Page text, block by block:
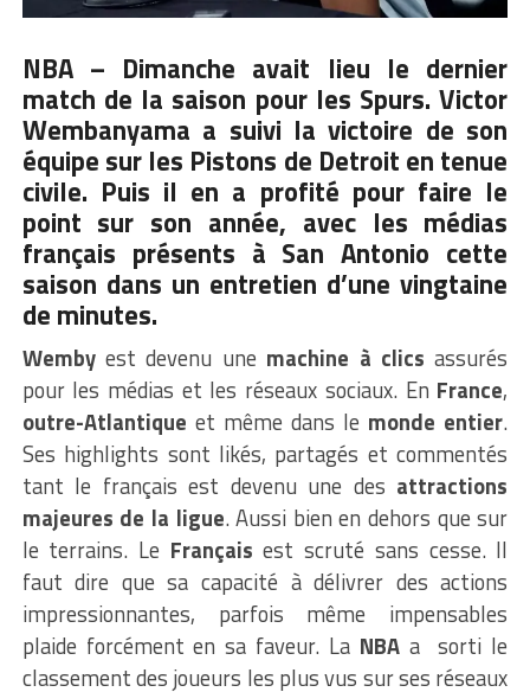
NBA – Dimanche avait lieu le dernier
match de la saison pour les Spurs. Victor
Wembanyama a suivi la victoire de son
équipe sur les Pistons de Detroit en tenue
civile. Puis il en a profité pour faire le
point sur son année, avec les médias
français présents à San Antonio cette
saison dans un entretien d’une vingtaine
de minutes.
Wembyest devenu une machine à clics assurés
pour les médias et les réseaux sociaux. En France,
outre-Atlantique et même dans le monde entier.
Ses highlights sont likés, partagés et commentés
tant le français est devenu une des attractions
majeures de la ligue. Aussi bien en dehors que sur
le terrains. Le Français est scruté sans cesse. Il
faut dire que sa capacité à délivrer des actions
impressionnantes, parfois même impensables
plaide forcément en sa faveur. La NBAa sorti le
classement des joueurs les plus vus sur ses réseaux